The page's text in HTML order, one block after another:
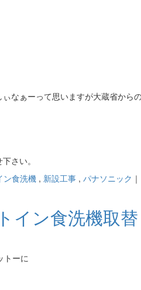
なぁーって思いますが大蔵省から
さい。
ン食洗機 , 新設工事 , パナソニック ｜
イン食洗機取替
トーに